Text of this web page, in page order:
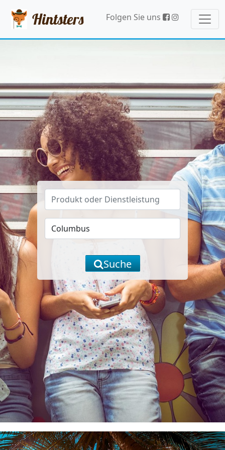
Hintsters Folgen Sie uns
Suche